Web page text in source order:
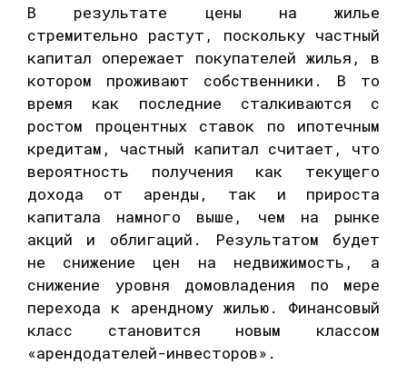
В результате цены на жилье
стремительно растут, поскольку частный
капитал опережает покупателей жилья, в
котором проживают собственники. В то
время как последние сталкиваются с
ростом процентных ставок по ипотечным
кредитам, частный капитал считает, что
вероятность получения как текущего
дохода от аренды, так и прироста
капитала намного выше, чем на рынке
акций и облигаций. Результатом будет
не снижение цен на недвижимость, а
снижение уровня домовладения по мере
перехода к арендному жилью. Финансовый
класс становится новым классом
«арендодателей-инвесторов».